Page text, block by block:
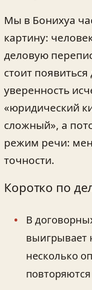
Мы в Бонихуа
картину:
деловую
стоит
уверенность
«юридический
сложный», а
режим речи:
точности.
Коротко по
В
выигрывает
несколько